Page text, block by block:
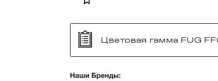
Цветовая гамма FUG